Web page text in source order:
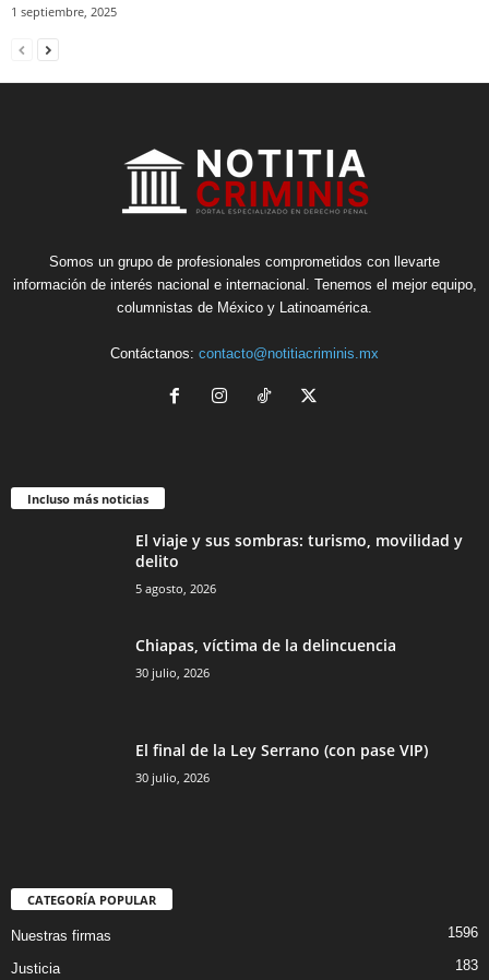
1 septiembre, 2025
Somos un grupo de profesionales comprometidos con llevarte
información de interés nacional e internacional. Tenemos el mejor equipo,
columnistas de México y Latinoamérica.
Contáctanos: contacto@notitiacriminis.mx
Incluso más noticias
El viaje y sus sombras: turismo, movilidad y
delito
5 agosto, 2026
Chiapas, víctima de la delincuencia
30 julio, 2026
El final de la Ley Serrano (con pase VIP)
30 julio, 2026
CATEGORÍA POPULAR
Nuestras firmas 1596
Justicia 183